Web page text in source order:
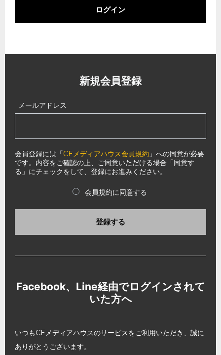
ログイン
新規会員登録
メールアドレス
会員登録には「CEメディアハウス会員規約 」への同意が必要
です。内容をご確認の上、ご同意いただける場合「同意す
る」にチェックをして、登録にお進みください。
会員規約に同意する
登録する
Facebook、Line経由でログインされて
いた方へ
いつもCEメディアハウスのサービスをご利用いただき、誠に
ありがとうございます。